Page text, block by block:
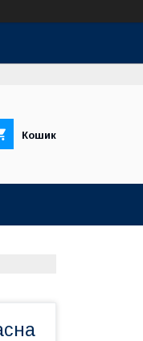
Кошик